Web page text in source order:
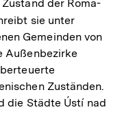
der Roma-
sie unter
Gemeinden von
Außenbezirke
Zuständen.
die Städte Ústí nad